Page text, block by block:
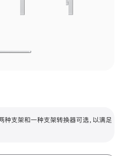
支架和一种支架转换器可选，以满足